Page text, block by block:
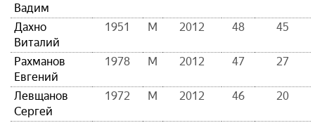
Вадим
Дахно
Виталий
1951 М 2012 48 45
Рахманов
Евгений
1978 М 2012 47 27
Левщанов
Сергей
1972 М 2012 46 20